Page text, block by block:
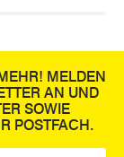
MELDEN
AN UND
SOWIE
POSTFACH.